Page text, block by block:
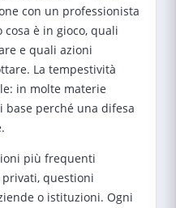
con un professionista
è in gioco, quali
e quali azioni
La tempestività
in molte materie
perché una difesa
più frequenti
questioni
o istituzioni. Ogni